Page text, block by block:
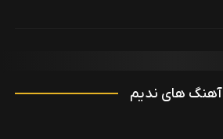
آهنگ های ندیم